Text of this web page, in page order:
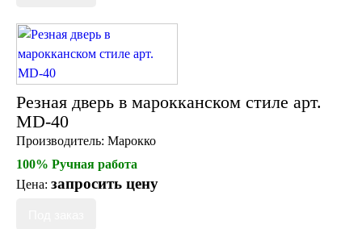
Резная дверь в марокканском стиле арт.
MD-40
Производитель: Марокко
100% Ручная работа
Цена: запросить цену